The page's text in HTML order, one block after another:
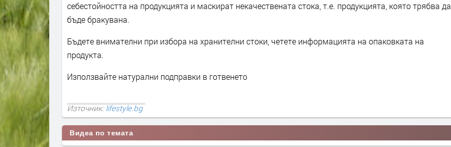
себестойността на продукцията и маскират некачествената стока, т.е. продукцията, която трябва да
бъде бракувана.
Бъдете внимателни при избора на хранителни стоки, четете информацията на опаковката на
продукта.
Използвайте натурални подправки в готвенето
Източник:lifestyle.bg
Видеа по темата